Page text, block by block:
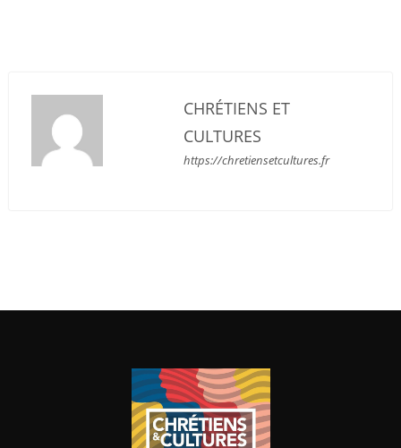
CHRÉTIENS ET
CULTURES
https://chretiensetcultures.fr